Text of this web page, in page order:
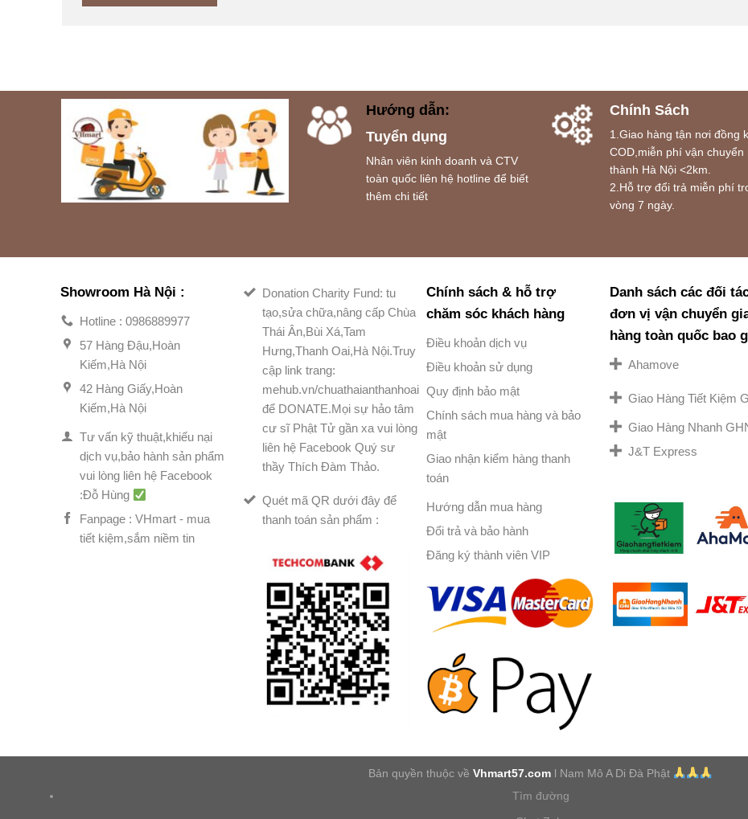
Hướng dẫn:
Tuyển dụng
Nhân viên kinh doanh và CTV
toàn quốc liên hệ hotline để biết
thêm chi tiết
Chính Sách
1.Giao hàng tận nơi đồng
COD,miễn phí vận chuyển
thành Hà Nội <2km.
2.Hỗ trợ đổi trả miễn phí
vòng 7 ngày.
Showroom Hà Nội :
Hotline : 0986889977
57 Hàng Đậu,Hoàn
Kiếm,Hà Nội
42 Hàng Giấy,Hoàn
Kiếm,Hà Nội
Tư vấn kỹ thuật,khiếu nại
dịch vụ,bảo hành sản phẩm
vui lòng liên hệ Facebook
:Đỗ Hùng
Fanpage : VHmart - mua
tiết kiệm,sắm niềm tin
Donation Charity Fund: tu
tạo,sửa chữa,nâng cấp Chùa
Thái Ân,Bùi Xá,Tam
Hưng,Thanh Oai,Hà Nội.Truy
cập link trang:
mehub.vn/chuathaianthanhoai
để DONATE.Mọi sự hảo tâm
cư sĩ Phật Tử gần xa vui lòng
liên hệ Facebook Quý sư
thầy Thích Đàm Thảo.
Quét mã QR dưới đây để
thanh toán sản phẩm :
Chính sách & hỗ trợ
chăm sóc khách hàng
Điều khoản dịch vụ
Điều khoản sử dụng
Quy định bảo mật
Chính sách mua hàng và bảo
mật
Giao nhận kiểm hàng thanh
toán
Hướng dẫn mua hàng
Đổi trả và bảo hành
Đăng ký thành viên VIP
Danh sách các đối
đơn vị vận chuyển
hàng toàn quốc bao
Ahamove
Giao Hàng Tiết Kiệm
Giao Hàng Nhanh
J&T Express
Bản quyền thuộc về Vhmart57.com l Nam Mô A Di Đà Phật
Tìm đường